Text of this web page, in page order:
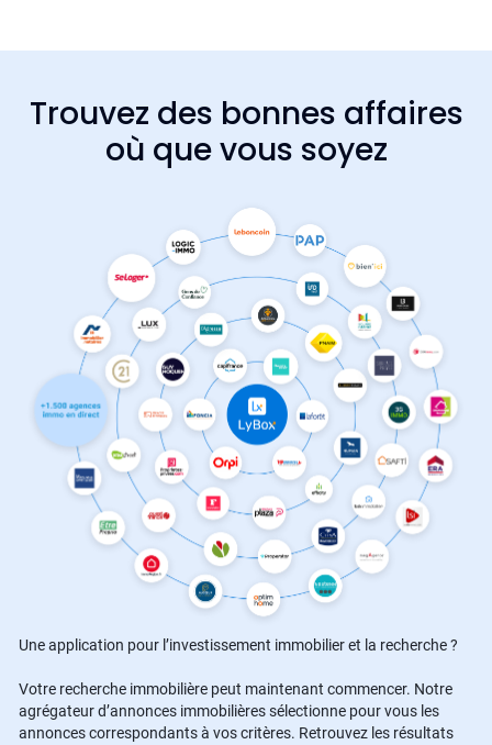
Trouvez des bonnes affaires
où que vous soyez
Une application pour l’investissement immobilier et la recherche ?
Votre recherche immobilière peut maintenant commencer. Notre
agrégateur d’annonces immobilières sélectionne pour vous les
annonces correspondants à vos critères. Retrouvez les résultats